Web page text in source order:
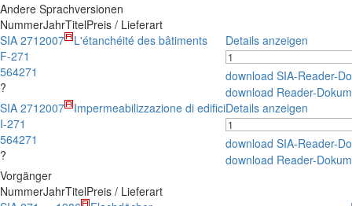
Andere Sprachversionen
NummerJahrTitelPreis / Lieferart
SIA 271
F-271
564271
?
2007 L'étanchéité des bâtiments Details anzeigen
download SIA-Reader-
download Reader-
SIA 271
I-271
564271
?
2007 Impermeabilizzazione di edificiDetails anzeigen
download SIA-Reader-
download Reader-
Vorgänger
NummerJahrTitelPreis / Lieferart